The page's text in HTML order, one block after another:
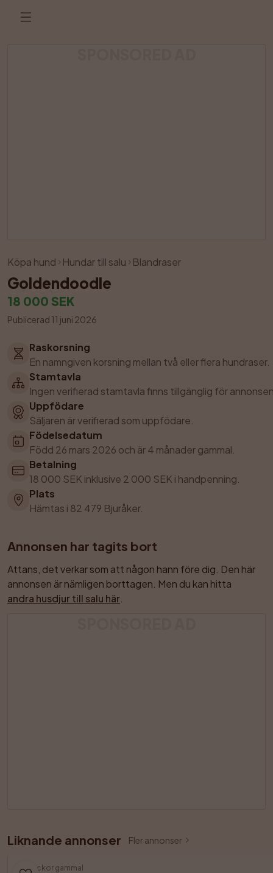
Annonsen har tagits bort
Köpa hund Hundar till salu Blandraser
Goldendoodle
18 000 SEK
Publicerad 11 juni 2026
Raskorsning
En namngiven korsning mellan två eller flera hundraser.
Stamtavla
Ingen verifierad stamtavla finns tillgänglig för
Uppfödare
Säljaren är verifierad som uppfödare.
Födelsedatum
Född 26 mars 2026 och är 4 månader gammal.
Betalning
18 000 SEK inklusive 2 000 SEK i handpenning.
Plats
Hämtas i 82 479 Bjuråker.
Annonsen har tagits bort
Attans, det verkar som att någon hann före dig. Den här
annonsen är nämligen borttagen. Men du kan hitta
andra husdjur till salu här
Liknande annonser Fler annonser
7 veckor gammal